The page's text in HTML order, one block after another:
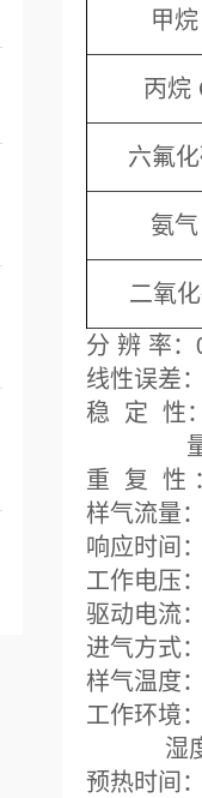
甲
丙烷
六氟
氨
二氧
分 辨 率
线性误差
稳 定 性
量程
重 复 性
样气流量
响应时间
工作电压
驱动电流
进气方式
样气温度
工作环境
湿度
预热时间